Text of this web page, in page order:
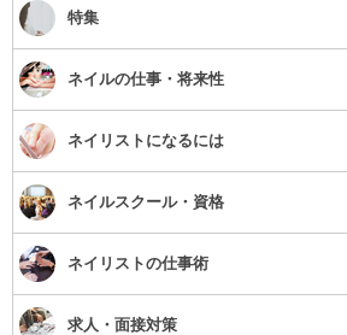
特集
ネイルの仕事・将来性
ネイリストになるには
ネイルスクール・資格
ネイリストの仕事術
求人・面接対策